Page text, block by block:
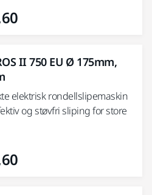
II 750 EU Ø 175mm,
elektrisk rondellslipemaskin
og støvfri sliping for store